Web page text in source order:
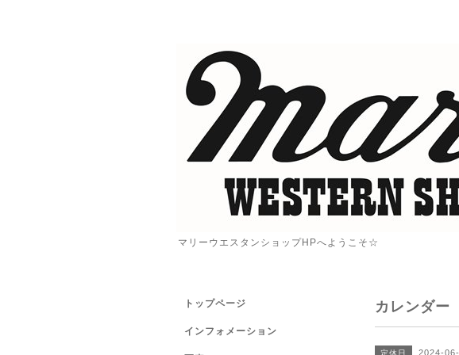
マリーウエスタンショップHPへようこそ☆
カレンダー
定休日 2024-
トップページ
インフォメーション